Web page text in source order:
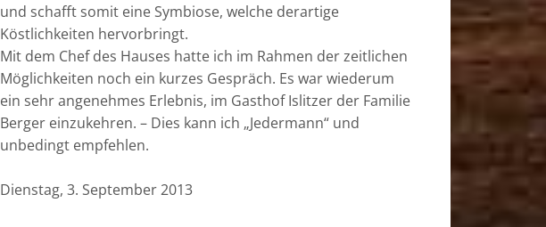
und schafft somit eine Symbiose, welche derartige
Köstlichkeiten hervorbringt.
Mit dem Chef des Hauses hatte ich im Rahmen der zeitlichen
Möglichkeiten noch ein kurzes Gespräch. Es war wiederum
ein sehr angenehmes Erlebnis, im Gasthof Islitzer der Familie
Berger einzukehren. – Dies kann ich „Jedermann“ und
unbedingt empfehlen.
Dienstag, 3. September 2013